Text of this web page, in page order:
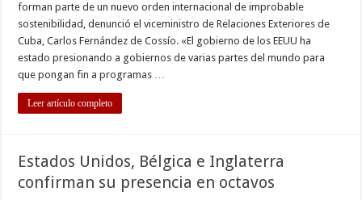
forman parte de un nuevo orden internacional de improbable
sostenibilidad, denunció el viceministro de Relaciones Exteriores de
Cuba, Carlos Fernández de Cossío. «El gobierno de los EEUU ha
estado presionando a gobiernos de varias partes del mundo para
que pongan fin a programas …
Leer artículo completo
Estados Unidos, Bélgica e Inglaterra
confirman su presencia en octavos